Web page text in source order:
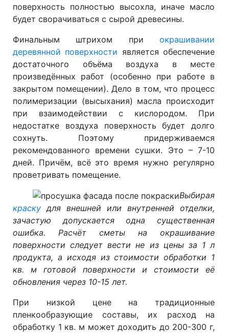
поверхность полностью высохла, иначе масло
будет сворачиваться с сырой древесины.
Финальным штрихом при окрашивании
деревянной поверхности является обеспечение
достаточного объёма воздуха в месте
произведённых работ (особенно при работе в
закрытом помещении). Дело в том, что процесс
полимеризации (высыхания) масла происходит
при взаимодействии с кислородом. При
недостатке воздуха поверхность будет долго
сохнуть. Поэтому придерживаемся
рекомендованного времени сушки. Это – 7-10
дней. Причём, всё это время нужно регулярно
проветривать помещение.
Выбирая
краску для внешней или внутренней отделки,
зачастую допускается одна существенная
ошибка. Расчёт сметы на окрашивание
поверхности следует вести не из цены за 1 л
продукта, а исходя из стоимости обработки 1
кв. м готовой поверхности и стоимости её
обновления через 10-15 лет.
При низкой цене на традиционные
пленкообразующие составы, их расход на
обработку 1 кв. м может доходить до 200-300 г,